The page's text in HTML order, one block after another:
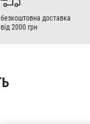
безкоштовна доставка
від 2000 грн